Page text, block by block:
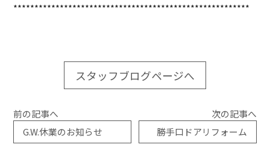
********************************************************
スタッフブログページへ
前の記事へ
G.W.休業のお知らせ
次の記事へ
勝手口ドアリフォーム